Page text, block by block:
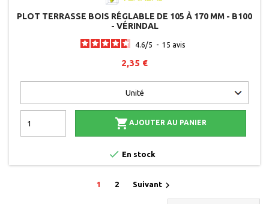
PLOT TERRASSE BOIS RÉGLABLE DE 105 À 170 MM - B100
- VÉRINDAL
4.6/5 - 15 avis
2,35 €
 AJOUTER AU PANIER
 En stock
1 2 Suivant